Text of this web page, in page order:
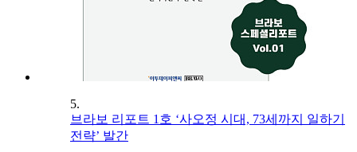
5.
브라보 리포트 1호 ‘사오정 시대, 73세까지 일하기
전략’ 발간